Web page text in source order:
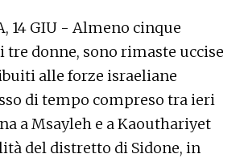
14 GIU - Almeno cinque
tre donne, sono rimaste uccise
alle forze israeliane
di tempo compreso tra ieri
a Msayleh e a Kaouthariyet
del distretto di Sidone, in